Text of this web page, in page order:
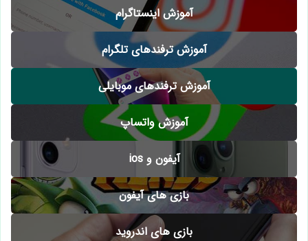
آموزش اینستاگرام
آموزش ترفندهای تلگرام
آموزش ترفندهای موبایلی
آموزش واتساپ
آیفون و ios
بازی های آیفون
بازی های اندروید